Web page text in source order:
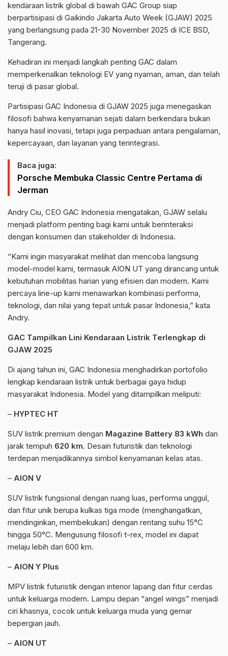
kendaraan listrik global di bawah GAC Group siap
berpartisipasi di Gaikindo Jakarta Auto Week (GJAW) 2025
yang berlangsung pada 21-30 November 2025 di ICE BSD,
Tangerang.
Kehadiran ini menjadi langkah penting GAC dalam
memperkenalkan teknologi EV yang nyaman, aman, dan telah
teruji di pasar global.
Partisipasi GAC Indonesia di GJAW 2025 juga menegaskan
filosofi bahwa kenyamanan sejati dalam berkendara bukan
hanya hasil inovasi, tetapi juga perpaduan antara pengalaman,
kepercayaan, dan layanan yang terintegrasi.
Baca juga:
Porsche Membuka Classic Centre Pertama di
Jerman
Andry Ciu, CEO GAC Indonesia mengatakan, GJAW selalu
menjadi platform penting bagi kami untuk berinteraksi
dengan konsumen dan stakeholder di Indonesia.
“Kami ingin masyarakat melihat dan mencoba langsung
model-model kami, termasuk AION UT yang dirancang untuk
kebutuhan mobilitas harian yang efisien dan modern. Kami
percaya line-up kami menawarkan kombinasi performa,
teknologi, dan nilai yang tepat untuk pasar Indonesia,” kata
Andry.
GAC Tampilkan Lini Kendaraan Listrik Terlengkap di
GJAW 2025
Di ajang tahun ini, GAC Indonesia menghadirkan portofolio
lengkap kendaraan listrik untuk berbagai gaya hidup
masyarakat Indonesia. Model yang ditampilkan meliputi:
– HYPTEC HT
SUV listrik premium dengan Magazine Battery 83 kWh dan
jarak tempuh 620 km. Desain futuristik dan teknologi
terdepan menjadikannya simbol kenyamanan kelas atas.
– AION V
SUV listrik fungsional dengan ruang luas, performa unggul,
dan fitur unik berupa kulkas tiga mode (menghangatkan,
mendinginkan, membekukan) dengan rentang suhu 15°C
hingga 50°C. Mengusung filosofi t-rex, model ini dapat
melaju lebih dari 600 km.
– AION Y Plus
MPV listrik futuristik dengan interior lapang dan fitur cerdas
untuk keluarga modern. Lampu depan “angel wings” menjadi
ciri khasnya, cocok untuk keluarga muda yang gemar
bepergian jauh.
– AION UT